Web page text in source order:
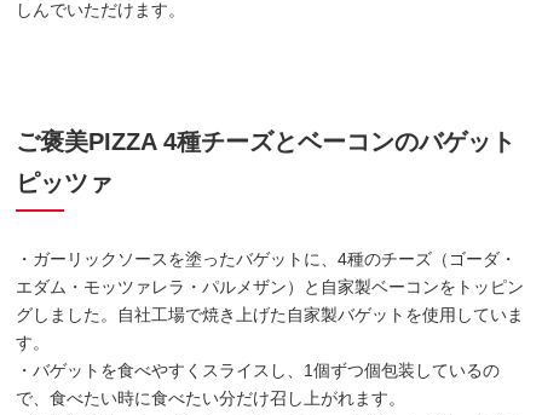
しんでいただけます。
ご褒美PIZZA 4種チーズとベーコンのバゲット
ピッツァ
・ガーリックソースを塗ったバゲットに、4種のチーズ（ゴーダ・
エダム・モッツァレラ・パルメザン）と自家製ベーコンをトッピン
グしました。自社工場で焼き上げた自家製バゲットを使用していま
す。
・バゲットを食べやすくスライスし、1個ずつ個包装しているの
で、食べたい時に食べたい分だけ召し上がれます。